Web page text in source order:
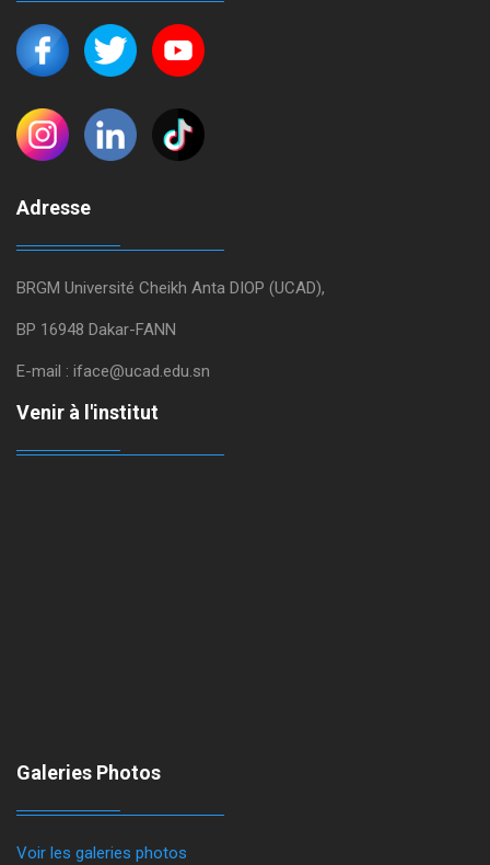
Adresse
BRGM Université Cheikh Anta DIOP (UCAD),
BP 16948 Dakar-FANN
E-mail : iface@ucad.edu.sn
Venir à l'institut
Galeries Photos
Voir les galeries photos